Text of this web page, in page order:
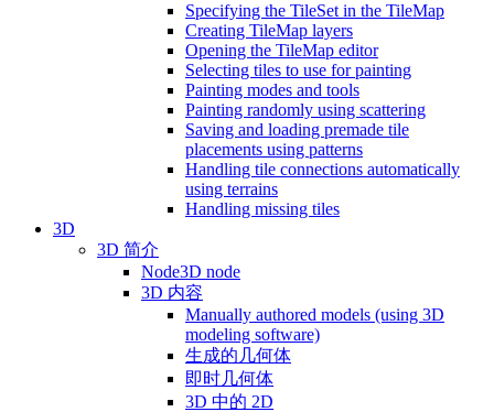
Specifying the TileSet in the TileMap
Creating TileMap layers
Opening the TileMap editor
Selecting tiles to use for painting
Painting modes and tools
Painting randomly using scattering
Saving and loading premade tile
placements using patterns
Handling tile connections automatically
using terrains
Handling missing tiles
3D
3D 简介
Node3D node
3D 内容
Manually authored models (using 3D
modeling software)
生成的几何体
即时几何体
3D 中的 2D